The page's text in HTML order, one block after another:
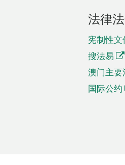
法律
宪制性文
搜法易
澳门主要
国际公约